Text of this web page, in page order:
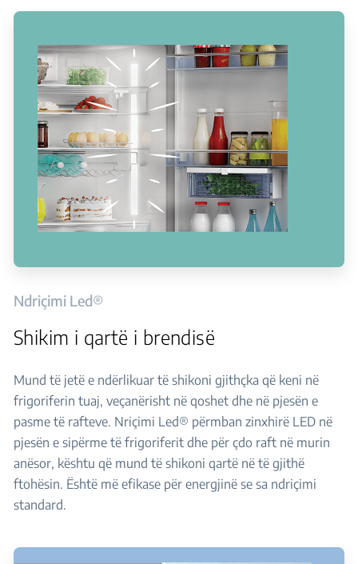
Ndriçimi Led®
Shikim i qartë i brendisë
Mund të jetë e ndërlikuar të shikoni gjithçka që keni në
frigoriferin tuaj, veçanërisht në qoshet dhe në pjesën e
pasme të rafteve. Nriçimi Led® përmban zinxhirë LED në
pjesën e sipërme të frigoriferit dhe për çdo raft në murin
anësor, kështu që mund të shikoni qartë në të gjithë
ftohësin. Është më efikase për energjinë se sa ndriçimi
standard.